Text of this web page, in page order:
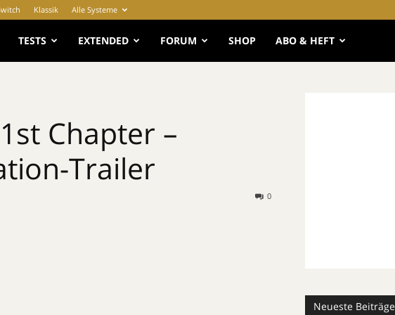
Klassik Alle Systeme
TESTS EXTENDED FORUM SHOP ABO & HEFT
Chapter –
Trailer
0
Neueste Beiträge